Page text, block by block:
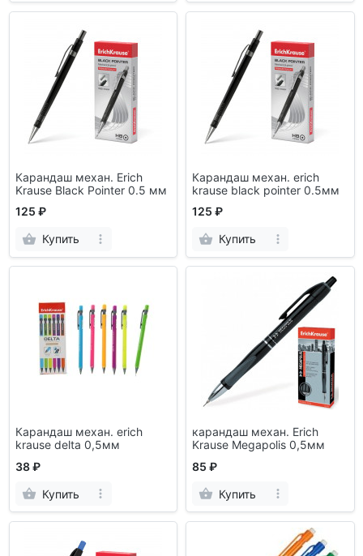
Карандаш механ. Erich
Krause Black Pointer 0.5 мм
125 ₽
Купить
Карандаш механ. erich
krause black pointer 0.5мм
125 ₽
Купить
Карандаш механ. erich
krause delta 0,5мм
38 ₽
Купить
карандаш механ. Erich
Krause Megapolis 0,5мм
85 ₽
Купить